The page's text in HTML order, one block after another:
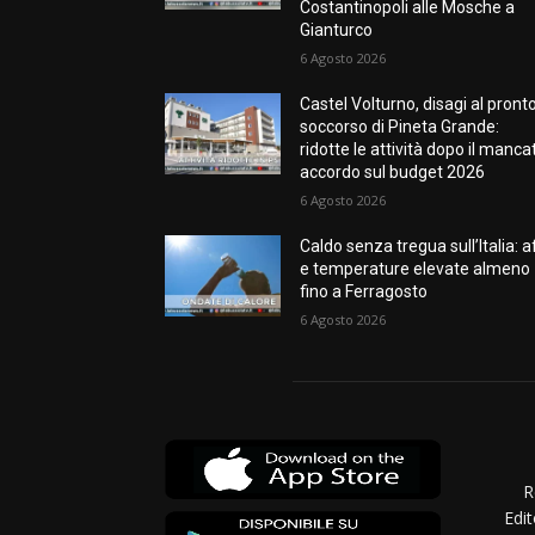
Costantinopoli alle Mosche a
Gianturco
6 Agosto 2026
Castel Volturno, disagi al
soccorso di Pineta Grande:
ridotte le attività dopo il
accordo sul budget 2026
6 Agosto 2026
Caldo senza tregua sull’Italia:
e temperature elevate almeno
fino a Ferragosto
6 Agosto 2026